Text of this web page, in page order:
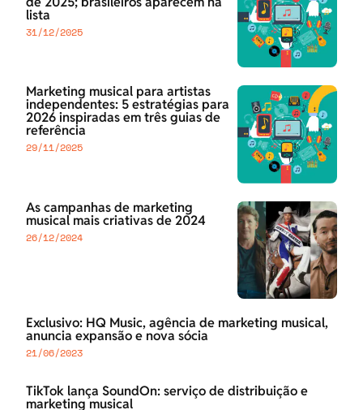
lista
31/12/2025
Marketing musical para artistas
independentes: 5 estratégias para
2026 inspiradas em três guias de
referência
29/11/2025
As campanhas de marketing
musical mais criativas de 2024
26/12/2024
Exclusivo: HQ Music, agência de marketing musical,
anuncia expansão e nova sócia
21/06/2023
TikTok lança SoundOn: serviço de distribuição e
marketing musical